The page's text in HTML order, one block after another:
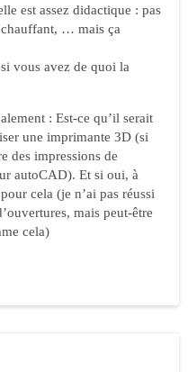
est assez didactique : pas
chauffant, … mais ça
vous avez de quoi la
: Est-ce qu’il serait
une imprimante 3D (si
des impressions de
autoCAD). Et si oui, à
cela (je n’ai pas réussi
mais peut-être
cela)